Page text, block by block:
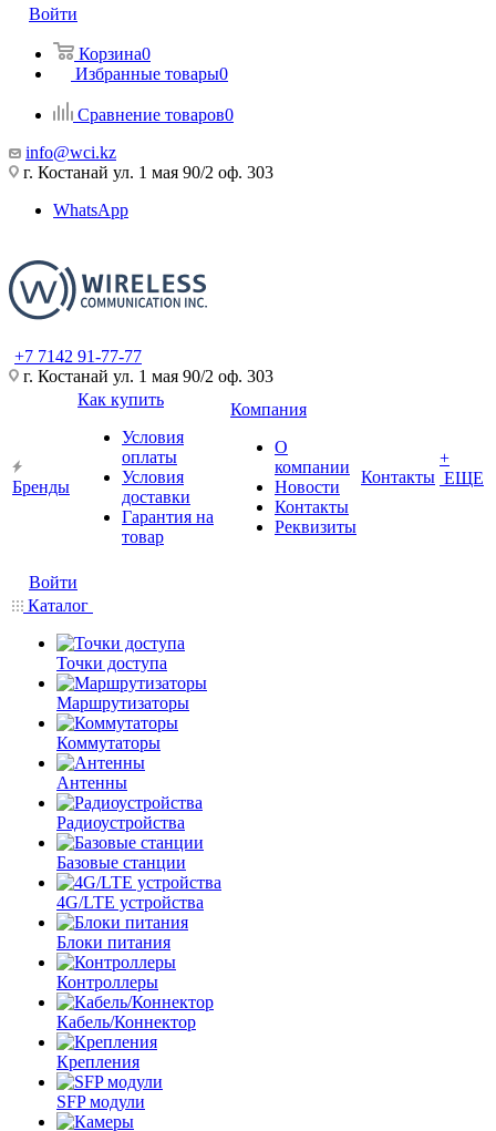
Войти
Корзина0
Избранные товары0
Сравнение товаров0
info@wci.kz
г. Костанай ул. 1 мая 90/2 оф. 303
WhatsApp
+7 7142 91-77-77
г. Костанай ул. 1 мая 90/2 оф. 303
Бренды
Как купить
Условия
оплаты
Условия
доставки
Гарантия на
товар
Компания
О
компании
Новости
Контакты
Реквизиты
Контакты
+
ЕЩЕ
Войти
Каталог
Точки доступа
Маршрутизаторы
Коммутаторы
Антенны
Радиоустройства
Базовые станции
4G/LTE устройства
Блоки питания
Контроллеры
Кабель/Коннектор
Крепления
SFP модули